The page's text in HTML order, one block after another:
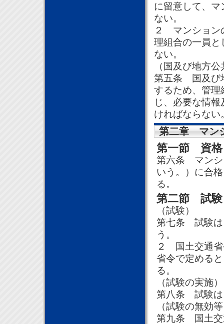
に留意して、
ない。
２ マンション
理組合の一員と
ない。
（国及び地方
第五条 国及び
するため、管理
じ、必要な情
ければならない
第二章 マン
第一節 資格
第六条 マンシ
いう。）に合
る。
第二節 試験
（試験）
第七条 試験は
う。
２ 国土交通省
省令で定める
る。
（試験の実施）
第八条 試験は
（試験の無効
第九条 国土交